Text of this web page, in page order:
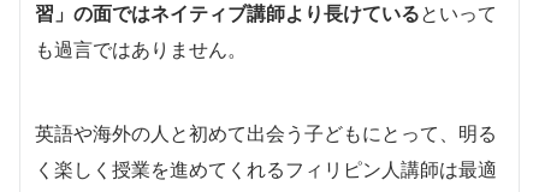
習」の面ではネイティブ講師より長けているといって
も過言ではありません。
英語や海外の人と初めて出会う子どもにとって、明る
く楽しく授業を進めてくれるフィリピン人講師は最適